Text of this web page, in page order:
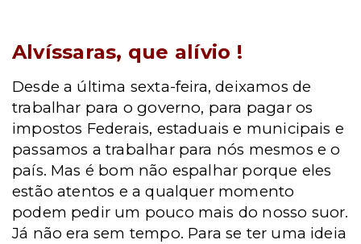
Alvíssaras, que alívio !
Desde a última sexta-feira, deixamos de
trabalhar para o governo, para pagar os
impostos Federais, estaduais e municipais e
passamos a trabalhar para nós mesmos e o
país. Mas é bom não espalhar porque eles
estão atentos e a qualquer momento
podem pedir um pouco mais do nosso suor.
Já não era sem tempo. Para se ter uma ideia